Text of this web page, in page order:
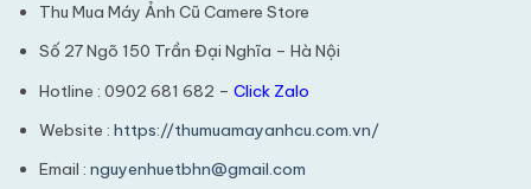
Thu Mua Máy Ảnh Cũ Camere Store
Số 27 Ngõ 150 Trần Đại Nghĩa – Hà Nội
Hotline : 0902 681 682 – Click Zalo
Website : https://thumuamayanhcu.com.vn/
Email : nguyenhuetbhn@gmail.com